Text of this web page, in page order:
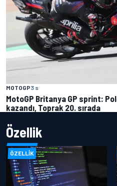
MOTOGP3 s
MotoGP Britanya GP sprint:
kazandı, Toprak 20. sırada
Özellik
ÖZELLIK